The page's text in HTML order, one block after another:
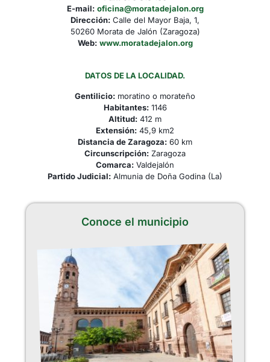
E-mail: oficina@moratadejalon.org
Dirección: Calle del Mayor Baja, 1,
50260 Morata de Jalón (Zaragoza)
Web: www.moratadejalon.org
DATOS DE LA LOCALIDAD.
Gentilicio: moratino o morateño
Habitantes:1146
Altitud: 412 m
Extensión: 45,9 km2
Distancia de Zaragoza: 60 km
Circunscripción: Zaragoza
Comarca: Valdejalón
Partido Judicial: Almunia de Doña Godina (La)
Conoce el municipio